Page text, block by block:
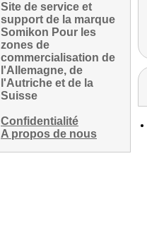
Site de service et
support de la marque
Somikon Pour les
zones de
commercialisation de
l'Allemagne, de
l'Autriche et de la
Suisse
Confidentialité
A propos de nous